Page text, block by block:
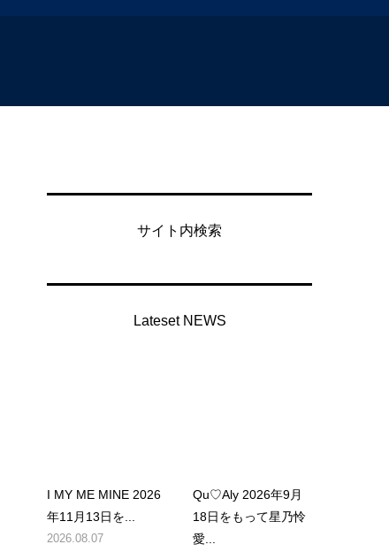
サイト内検索
Lateset NEWS
I MY ME MINE 2026
年11月13日を...
2026.08.07
Qu♡Aly 2026年9月
18日をもって星乃怜
愛...